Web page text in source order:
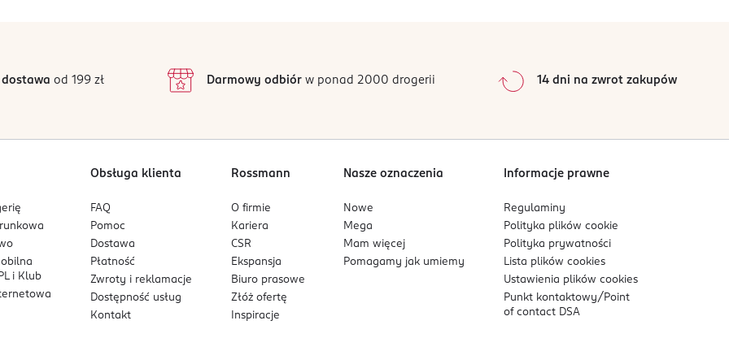
metodą ekologiczną.
2
1
0%
Sortowanie wgdata: od najnowszej
dostawa od 199 zł Darmowy odbiórw ponad 2000 drogerii 14 dni na zwrot zakupów
i Klub
Obsługa klienta
FAQ
Pomoc
Dostawa
Płatność
Zwroty i reklamacje
Dostępność usług
Kontakt
Rossmann
O firmie
Kariera
CSR
Ekspansja
Biuro prasowe
Złóż ofertę
Inspiracje
Nasze oznaczenia
Nowe
Mega
Mam więcej
Pomagamy jak umiemy
Informacje prawne
Regulaminy
Polityka plikówcookie
Polityka prywatności
Lista plikówcookies
Ustawienia plikówcookies
Punkt kontaktowy/ Point
of contact DSA